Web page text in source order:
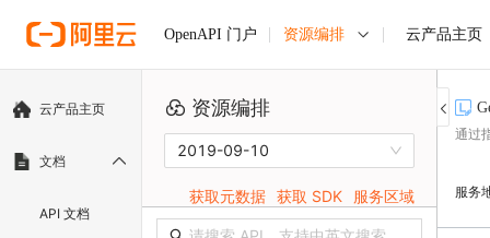
OpenAPI 门户 资源编排 云产品主页
云产品主页
文档
API 文档
资源编排
2019-09-10
获取元数据 获取 SDK 服务区域
通过
服务